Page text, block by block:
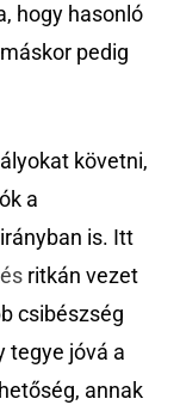
hogy hasonló
pedig
követni,
a
is. Itt
ritkán vezet
csibészség
tegye jóvá a
annak